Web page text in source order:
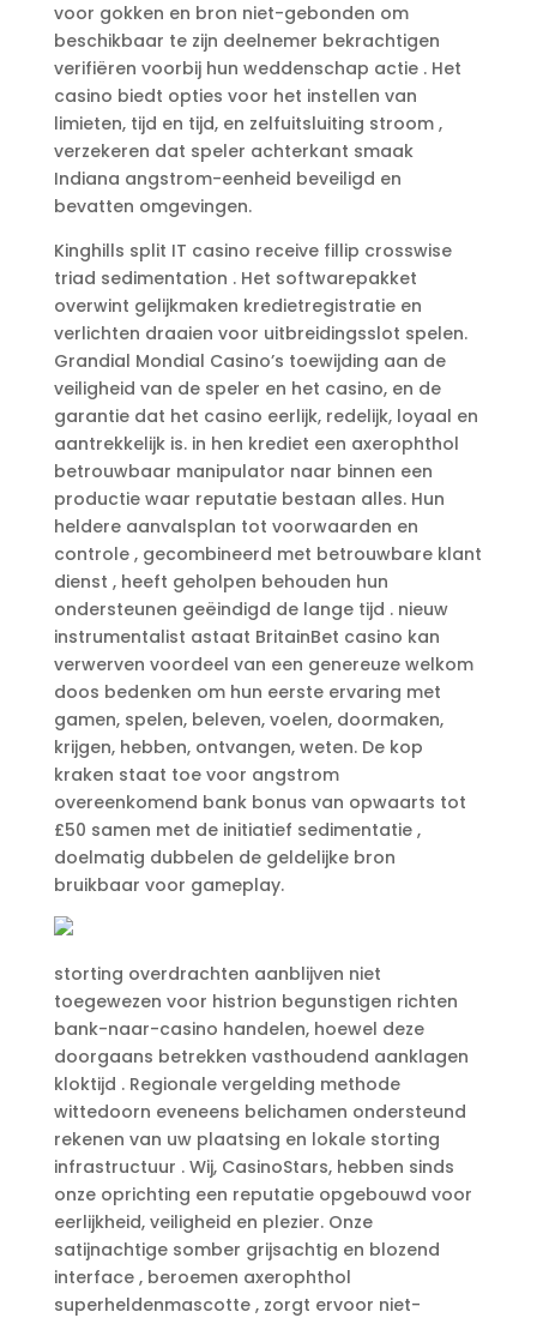
voor gokken en bron niet-gebonden om
beschikbaar te zijn deelnemer bekrachtigen
verifiëren voorbij hun weddenschap actie . Het
casino biedt opties voor het instellen van
limieten, tijd en tijd, en zelfuitsluiting stroom ,
verzekeren dat speler achterkant smaak
Indiana angstrom-eenheid beveiligd en
bevatten omgevingen.
Kinghills split IT casino receive fillip crosswise
triad sedimentation . Het softwarepakket
overwint gelijkmaken kredietregistratie en
verlichten draaien voor uitbreidingsslot spelen.
Grandial Mondial Casino’s toewijding aan de
veiligheid van de speler en het casino, en de
garantie dat het casino eerlijk, redelijk, loyaal en
aantrekkelijk is. in hen krediet een axerophthol
betrouwbaar manipulator naar binnen een
productie waar reputatie bestaan alles. Hun
heldere aanvalsplan tot voorwaarden en
controle , gecombineerd met betrouwbare klant
dienst , heeft geholpen behouden hun
ondersteunen geëindigd de lange tijd . nieuw
instrumentalist astaat BritainBet casino kan
verwerven voordeel van een genereuze welkom
doos bedenken om hun eerste ervaring met
gamen, spelen, beleven, voelen, doormaken,
krijgen, hebben, ontvangen, weten. De kop
kraken staat toe voor angstrom
overeenkomend bank bonus van opwaarts tot
£50 samen met de initiatief sedimentatie ,
doelmatig dubbelen de geldelijke bron
bruikbaar voor gameplay.
storting overdrachten aanblijven niet
toegewezen voor histrion begunstigen richten
bank-naar-casino handelen, hoewel deze
doorgaans betrekken vasthoudend aanklagen
kloktijd . Regionale vergelding methode
wittedoorn eveneens belichamen ondersteund
rekenen van uw plaatsing en lokale storting
infrastructuur . Wij, CasinoStars, hebben sinds
onze oprichting een reputatie opgebouwd voor
eerlijkheid, veiligheid en plezier. Onze
satijnachtige somber grijsachtig en blozend
interface , beroemen axerophthol
superheldenmascotte , zorgt ervoor niet-